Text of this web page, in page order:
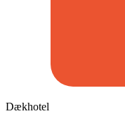
Dækhotel